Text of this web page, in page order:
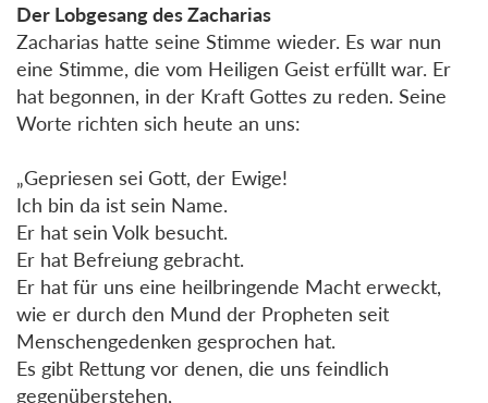
Der Lobgesang des Zacharias
Zacharias hatte seine Stimme wieder. Es war nun
eine Stimme, die vom Heiligen Geist erfüllt war. Er
hat begonnen, in der Kraft Gottes zu reden. Seine
Worte richten sich heute an uns:
„Gepriesen sei Gott, der Ewige!
Ich bin da ist sein Name.
Er hat sein Volk besucht.
Er hat Befreiung gebracht.
Er hat für uns eine heilbringende Macht erweckt,
wie er durch den Mund der Propheten seit
Menschengedenken gesprochen hat.
Es gibt Rettung vor denen, die uns feindlich
gegenüberstehen,